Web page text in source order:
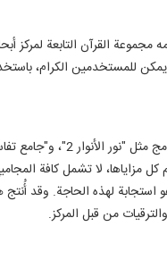
القرآن التابعة لمركز
للمستخدمين الكرام،
مزاياها، لا تشمل كافة
لهذه الحاجة. وقد
من قبل المركز.